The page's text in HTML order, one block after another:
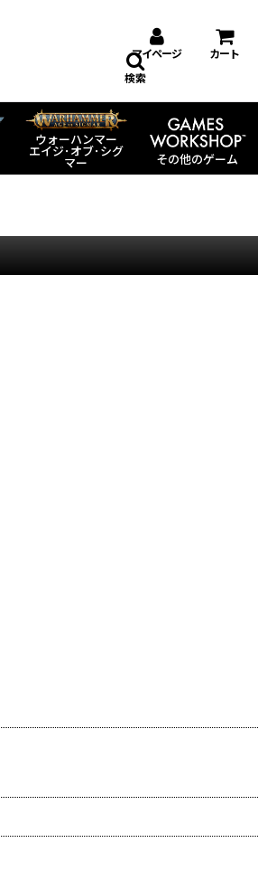
マイページ カート
ウォーハンマー
エイジ･オブ･シグ
マー その他のゲーム
検索